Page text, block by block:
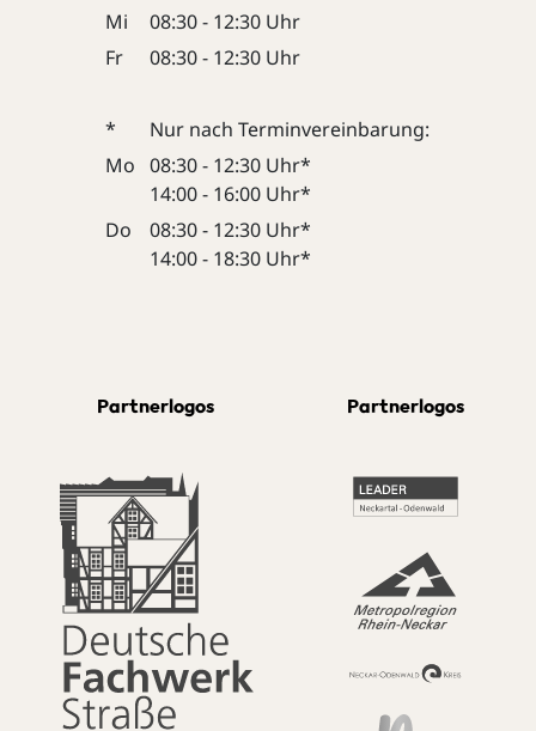
Mi
08:30 - 12:30 Uhr
Fr
08:30 - 12:30 Uhr
*
Nur nach Terminvereinbarung:
Mo 08:30 - 12:30 Uhr*
14:00 - 16:00 Uhr*
Do
08:30 - 12:30 Uhr*
14:00 - 18:30 Uhr*
Partnerlogos Partnerlogos